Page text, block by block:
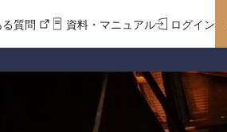
る質問 資料・マニュアル ログイン